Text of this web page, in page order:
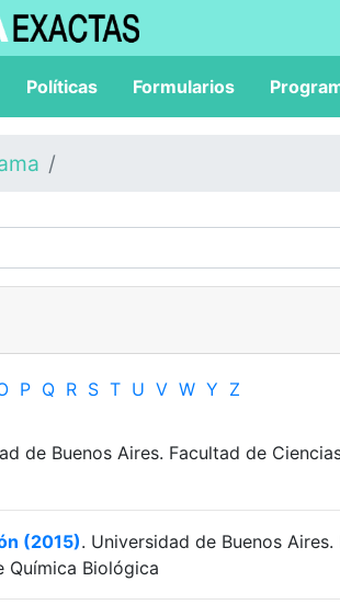
Políticas Formularios
P Q R S T U V W Y Z
de Buenos Aires. Facultad de
(2015). Universidad de Buenos
Química Biológica